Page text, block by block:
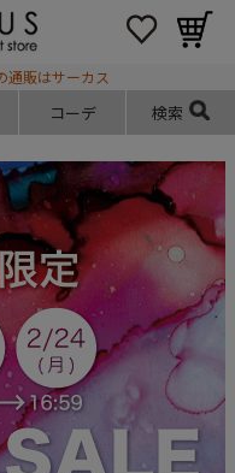
通販はサーカス
コーデ 検索